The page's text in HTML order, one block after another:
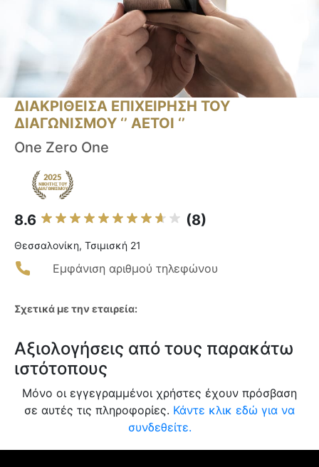
ΔΙΑΚΡΙΘΕΙΣΑ ΕΠΙΧΕΙΡΗΣΗ ΤΟΥ
ΔΙΑΓΩΝΙΣΜΟΥ ‘’ ΑΕΤΟΙ ‘’
One Zero One
8.6 (8)
Θεσσαλονίκη, Τσιμισκή 21
Εμφάνιση αριθμού τηλεφώνου
Σχετικά με την εταιρεία:
Αξιολογήσεις από τους παρακάτω
ιστότοπους
Μόνο οι εγγεγραμμένοι χρήστες έχουν πρόσβαση
σε αυτές τις πληροφορίες. Κάντε κλικ εδώ για να
συνδεθείτε.